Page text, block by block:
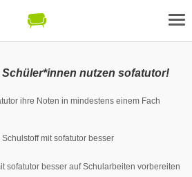
Schüler*innen nutzen sofatutor!
ihre Noten in mindestens einem Fach
mit sofatutor besser
sofatutor besser auf Schularbeiten vorbereiten